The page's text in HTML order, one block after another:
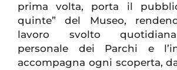
prima volta, porta il
quinte” del Museo,
lavoro svolto
personale dei Parchi e
accompagna ogni scoperta,